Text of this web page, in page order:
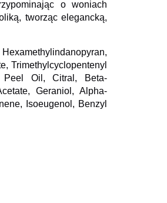
o woniach
tworząc elegancką,
Trimethylcyclopentenyl
Peel Oil, Citral, Beta-
Geraniol, Alpha-
Isoeugenol, Benzyl